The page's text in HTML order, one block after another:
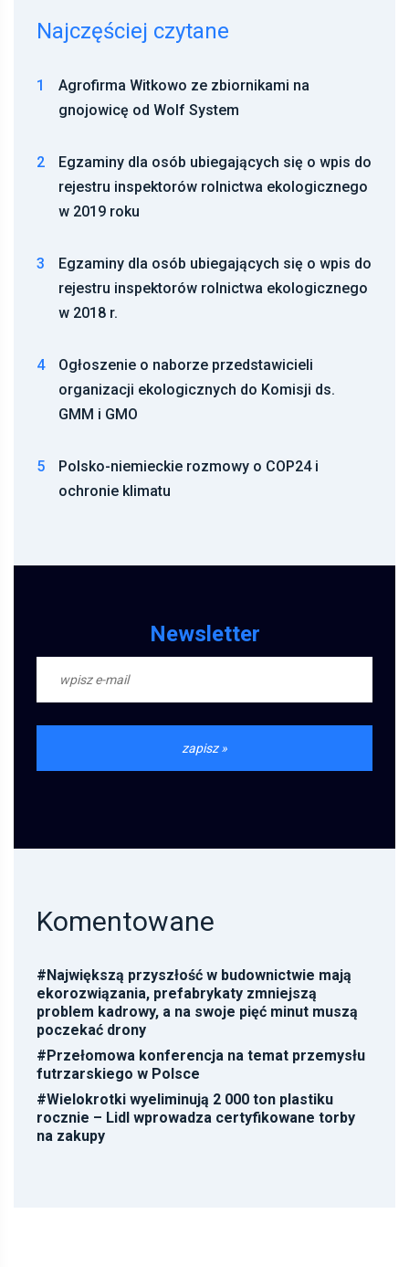
Najczęściej czytane
1
Agrofirma Witkowo ze zbiornikami na
gnojowicę od Wolf System
2
Egzaminy dla osób ubiegających się o wpis do
rejestru inspektorów rolnictwa ekologicznego
w 2019 roku
3
Egzaminy dla osób ubiegających się o wpis do
rejestru inspektorów rolnictwa ekologicznego
w 2018 r.
4
Ogłoszenie o naborze przedstawicieli
organizacji ekologicznych do Komisji ds.
GMM i GMO
5
Polsko-niemieckie rozmowy o COP24 i
ochronie klimatu
Newsletter
Komentowane
# Największą przyszłość w budownictwie mają
ekorozwiązania, prefabrykaty zmniejszą
problem kadrowy, a na swoje pięć minut muszą
poczekać drony
# Przełomowa konferencja na temat przemysłu
futrzarskiego w Polsce
#Wielokrotki wyeliminują 2 000 ton plastiku
rocznie – Lidl wprowadza certyfikowane torby
na zakupy